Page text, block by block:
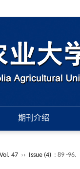
期刊介绍
47 ›› Issue (4) : 89 -96.